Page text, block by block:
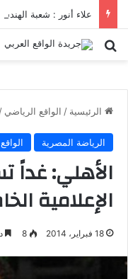
بحث عن
الرئيسية / الواقع الرياضي /
الرياضة المصرية
الأهلي: غداً
الإعلامية
18 فبراير، 2014 8